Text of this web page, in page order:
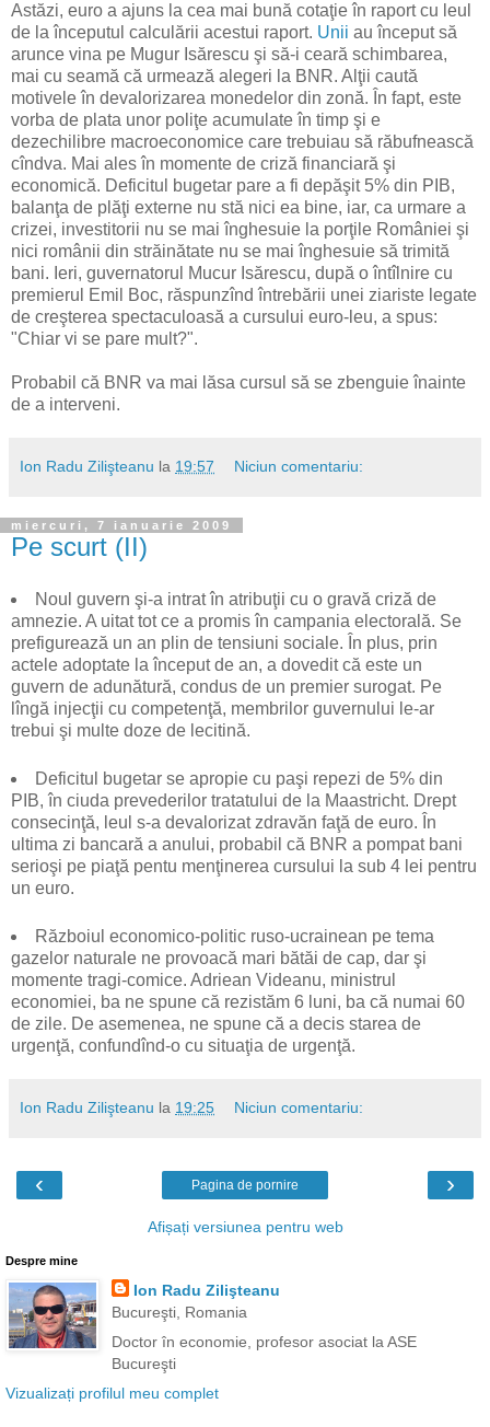
Astăzi, euro a ajuns la cea mai bună cotaţie în raport cu leul
de la începutul calculării acestui raport. Unii au început să
arunce vina pe Mugur Isărescu şi să-i ceară schimbarea,
mai cu seamă că urmează alegeri la BNR. Alţii caută
motivele în devalorizarea monedelor din zonă. În fapt, este
vorba de plata unor poliţe acumulate în timp şi e
dezechilibre macroeconomice care trebuiau să răbufnească
cîndva. Mai ales în momente de criză financiară şi
economică. Deficitul bugetar pare a fi depăşit 5% din PIB,
balanţa de plăţi externe nu stă nici ea bine, iar, ca urmare a
crizei, investitorii nu se mai înghesuie la porţile României şi
nici românii din străinătate nu se mai înghesuie să trimită
bani. Ieri, guvernatorul Mucur Isărescu, după o întîlnire cu
premierul Emil Boc, răspunzînd întrebării unei ziariste legate
de creşterea spectaculoasă a cursului euro-leu, a spus:
"Chiar vi se pare mult?".
Probabil că BNR va mai lăsa cursul să se zbenguie înainte
de a interveni.
Ion Radu Zilişteanu la 19:57 Niciun comentariu:
miercuri, 7 ianuarie 2009
Pe scurt (II)
Noul guvern şi-a intrat în atribuţii cu o gravă criză de
amnezie. A uitat tot ce a promis în campania electorală. Se
prefigurează un an plin de tensiuni sociale. În plus, prin
actele adoptate la început de an, a dovedit că este un
guvern de adunătură, condus de un premier surogat. Pe
lîngă injecţii cu competenţă, membrilor guvernului le-ar
trebui şi multe doze de lecitină.
Deficitul bugetar se apropie cu paşi repezi de 5% din
PIB, în ciuda prevederilor tratatului de la Maastricht. Drept
consecinţă, leul s-a devalorizat zdravăn faţă de euro. În
ultima zi bancară a anului, probabil că BNR a pompat bani
serioşi pe piaţă pentu menţinerea cursului la sub 4 lei pentru
un euro.
Războiul economico-politic ruso-ucrainean pe tema
gazelor naturale ne provoacă mari bătăi de cap, dar şi
momente tragi-comice. Adriean Videanu, ministrul
economiei, ba ne spune că rezistăm 6 luni, ba că numai 60
de zile. De asemenea, ne spune că a decis starea de
urgenţă, confundînd-o cu situaţia de urgenţă.
Ion Radu Zilişteanu la 19:25 Niciun comentariu:
‹ ›
Pagina de pornire
Afișați versiunea pentru web
Despre mine
Ion Radu Zilişteanu
Bucureşti, Romania
Doctor în economie, profesor asociat la ASE
Bucureşti
Vizualizați profilul meu complet